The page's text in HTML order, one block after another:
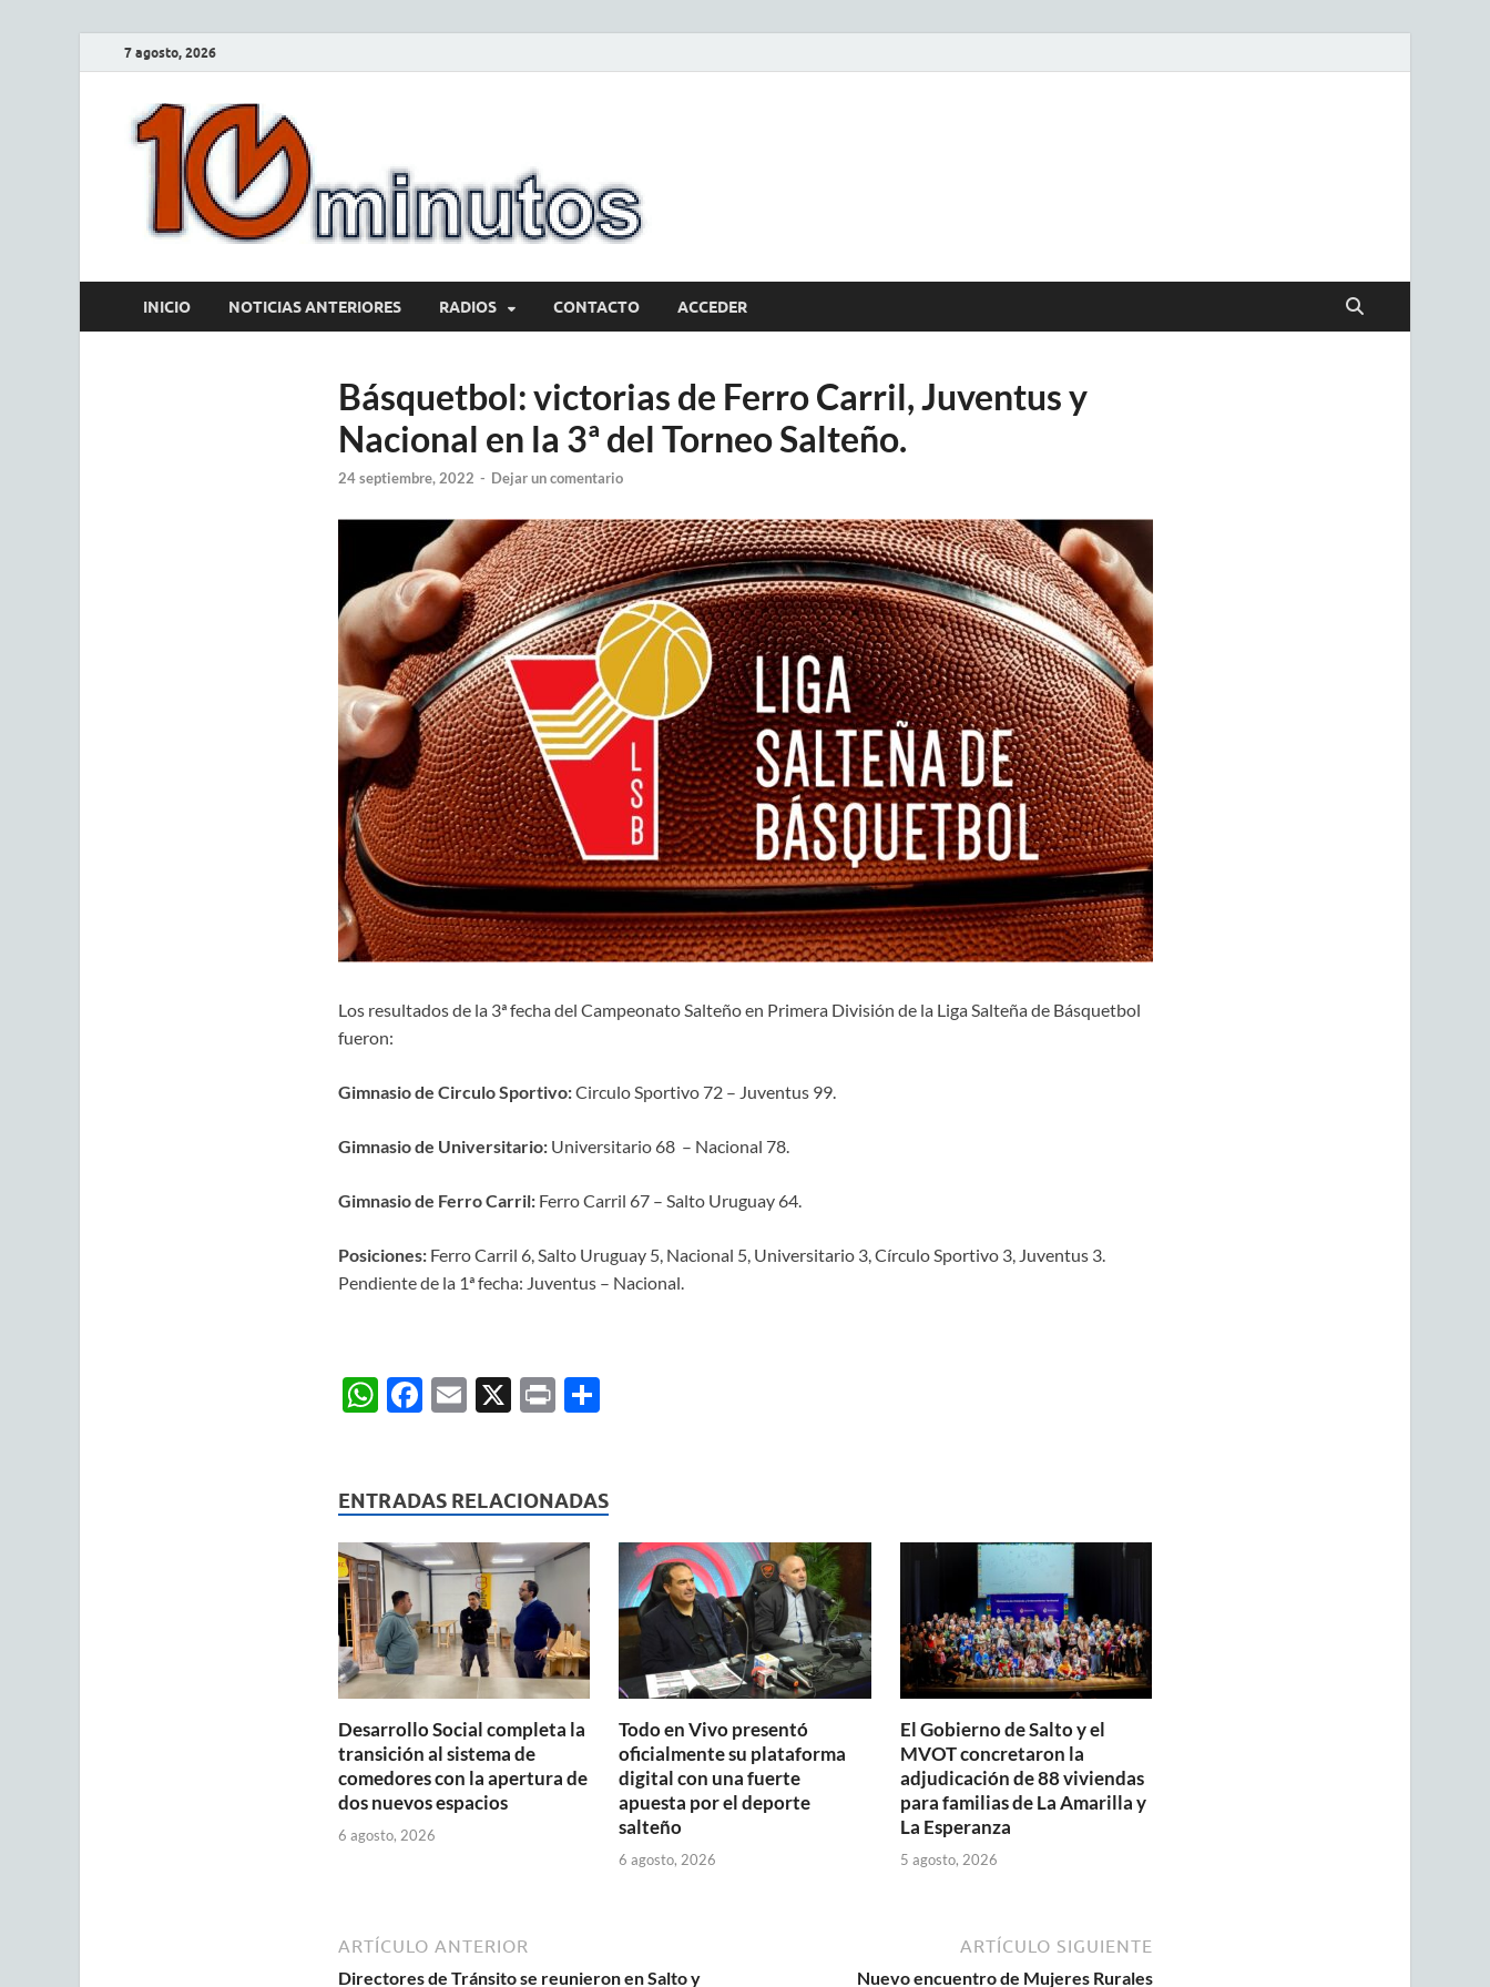
7 agosto, 2026
INICIO NOTICIAS ANTERIORES RADIOS CONTACTO ACCEDER
Básquetbol: victorias de Ferro Carril, Juventus y
Nacional en la 3ª del Torneo Salteño.
24 septiembre, 2022 - Dejar un comentario
Los resultados de la 3ª fecha del Campeonato Salteño en Primera División de la Liga Salteña de Básquetbol
fueron:
Gimnasio de Circulo Sportivo:Circulo Sportivo 72 – Juventus 99.
Gimnasio de Universitario: Universitario 68 – Nacional 78.
Gimnasio de Ferro Carril: Ferro Carril 67 – Salto Uruguay 64.
Posiciones: Ferro Carril 6, Salto Uruguay 5, Nacional 5, Universitario 3, Círculo Sportivo 3, Juventus 3.
Pendiente de la 1ª fecha: Juventus – Nacional.
W
s
A
p
p
F
b
o
o
k
E X P C
p
ar
ti
ENTRADAS RELACIONADAS
Desarrollo Social completa la
transición al sistema de
comedores con la apertura de
dos nuevos espacios
6 agosto, 2026
Todo en Vivo presentó
oficialmente su plataforma
digital con una fuerte
apuesta por el deporte
salteño
6 agosto, 2026
El Gobierno de Salto y el
MVOT concretaron la
adjudicación de 88 viviendas
para familias de La Amarilla y
La Esperanza
5 agosto, 2026
ARTÍCULO ANTERIOR
Directores de Tránsito se reunieron en Salto y
ARTÍCULO SIGUIENTE
Nuevo encuentro de Mujeres Rurales